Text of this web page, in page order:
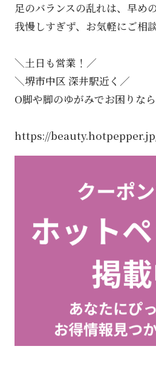
足のバランスの乱れは、早め
我慢しすぎず、お気軽にご相
＼土日も営業！／
＼堺市中区 深井駅近く／
O脚や脚のゆがみでお困りな
https://